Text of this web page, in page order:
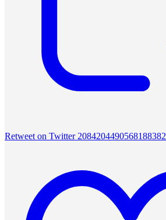
Retweet on Twitter 2084204490568188382